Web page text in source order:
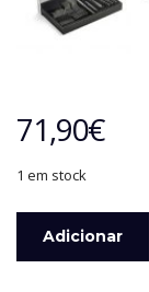
71,90€
1 em stock
FAQUEIRO
Adicionar